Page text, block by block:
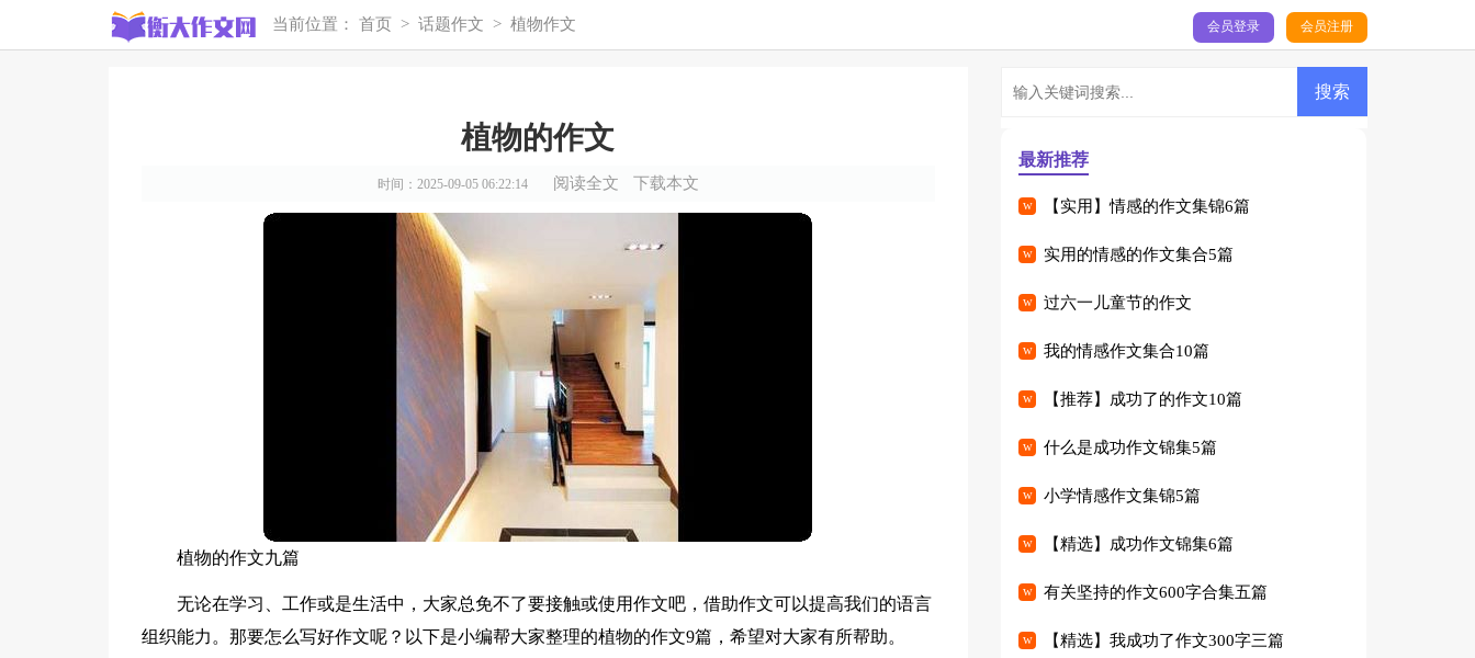
当前位置： 首页 > 话题作文 > 植物作文 会员登录 会员注册
植物的作文
时间：2025-09-05 06:22:14 阅读全文 下载本文
植物的作文九篇
无论在学习、工作或是生活中，大家总免不了要接触或使用作文吧，借助作文可以提高我们的语言
组织能力。那要怎么写好作文呢？以下是小编帮大家整理的植物的作文9篇，希望对大家有所帮助。
最新推荐
【实用】情感的作文集锦6篇
实用的情感的作文集合5篇
过六一儿童节的作文
我的情感作文集合10篇
【推荐】成功了的作文10篇
什么是成功作文锦集5篇
小学情感作文集锦5篇
【精选】成功作文锦集6篇
有关坚持的作文600字合集五篇
【精选】我成功了作文300字三篇